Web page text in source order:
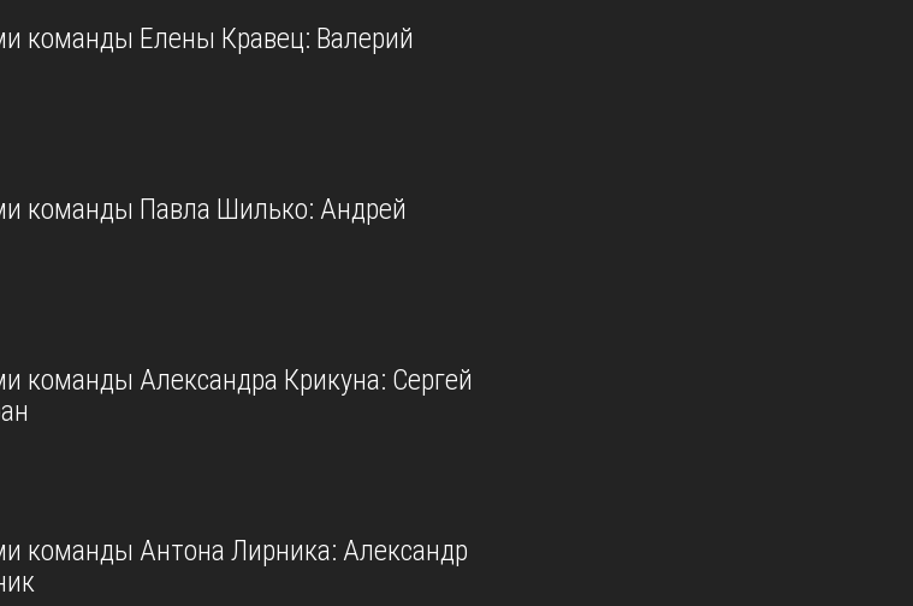
команды Елены Кравец: Валерий
команды Павла Шилько: Андрей
команды Александра Крикуна: Сергей
команды Антона Лирника: Александр